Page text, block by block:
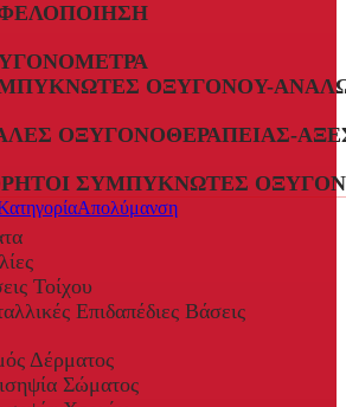
ΟΞΥΓΌΝΟΥ-
ΟΞΥΓΟΝΟΘΕΡΑΠΕΊΑΣ-
ΣΥΜΠΥΚΝΩΤΈΣ
Απολύμανση
Τοίχου
Επιδαπέδιες Βάσεις
Δέρματος
Σώματος